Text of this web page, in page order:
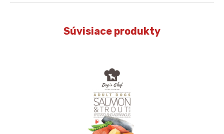
Súvisiace produkty